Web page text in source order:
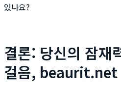
있나요?
결론: 당신의 잠재
걸음, beaurit.net